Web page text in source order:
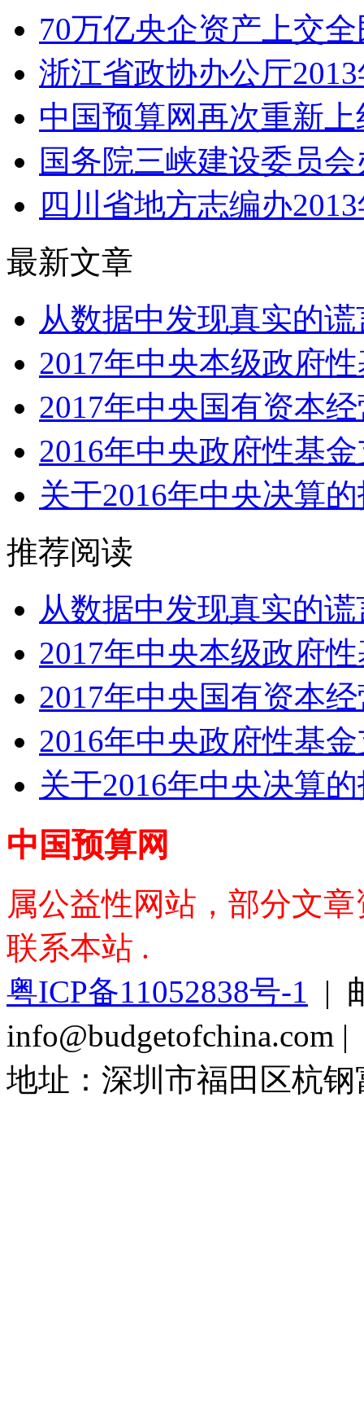
70万亿央企资产上交
浙江省政协办公厅
中国预算网再次重新
国务院三峡建设委员
四川省地方志编办
最新文章
从数据中发现真实的
2017年中央本级政府
2017年中央国有资本
2016年中央政府性基
关于2016年中央决算
推荐阅读
从数据中发现真实的
2017年中央本级政府
2017年中央国有资本
2016年中央政府性基
关于2016年中央决算
中国预算网
属公益性网站，部分文
联系本站 .
粤ICP备11052838号-1 |
info@budgetofchina.com
地址：深圳市福田区杭钢